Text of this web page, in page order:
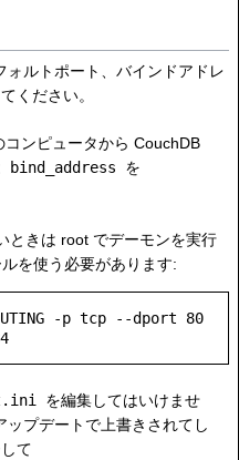
ォルトポート、バインドアドレ
ください。
ンピュータから CouchDB
bind_address
を
ときは root でデーモンを実行
を使う必要があります:
-p tcp --dport 80
を編集してはいけませ
プデートで上書きされてし
て